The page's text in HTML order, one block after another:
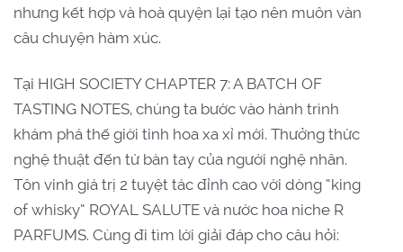
nhưng kết hợp và hoà quyện lại tạo nên muôn vàn
câu chuyện hàm xúc.
Tại HIGH SOCIETY CHAPTER 7: A BATCH OF
TASTING NOTES, chúng ta bước vào hành trình
khám phá thế giới tinh hoa xa xỉ mới. Thưởng thức
nghệ thuật đến từ bàn tay của người nghệ nhân.
Tôn vinh giá trị 2 tuyệt tác đỉnh cao với dòng “king
of whisky” ROYAL SALUTE và nước hoa niche R
PARFUMS. Cùng đi tìm lời giải đáp cho câu hỏi: